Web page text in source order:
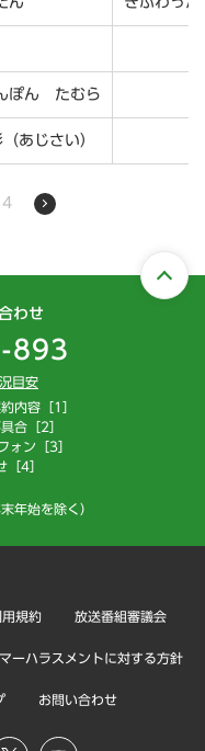
ぽん たむら
あじさい）
4
わせ
893
目安
内容［1］
合［2］
ォン［3］
［4］
年始を除く）
規約 放送番組審議会
ーハラスメントに対する方針
お問い合わせ